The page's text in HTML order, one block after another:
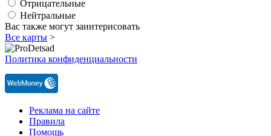
Отрицательные
Нейтральные
Вас также могут заинтерисовать
Все карты >
Политика конфиденциальности
Реклама на сайте
Правила
Помощь